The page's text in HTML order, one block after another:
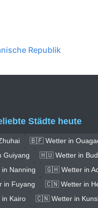
Republik
Städte heute
🇧🇫 Wetter in
🇭🇺 Wetter in
Nanning
🇬🇭 Wetter in
Fuyang
🇨🇳 Wetter in
Kairo
🇨🇳 Wetter in